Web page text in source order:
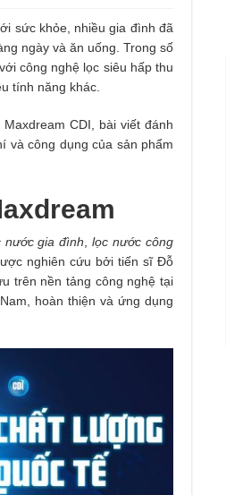
sức khỏe, nhiều gia đình đã
ngày và ăn uống. Trong số
công nghệ lọc siêu hấp thu
tính năng khác.
CDI, bài viết đánh
và công dụng của sản phẩm
nước gia đình ,lọc nước công
nghiên cứu bởi tiến sĩ Đỗ
trên nền tảng công nghệ tại
hoàn thiện và ứng dụng